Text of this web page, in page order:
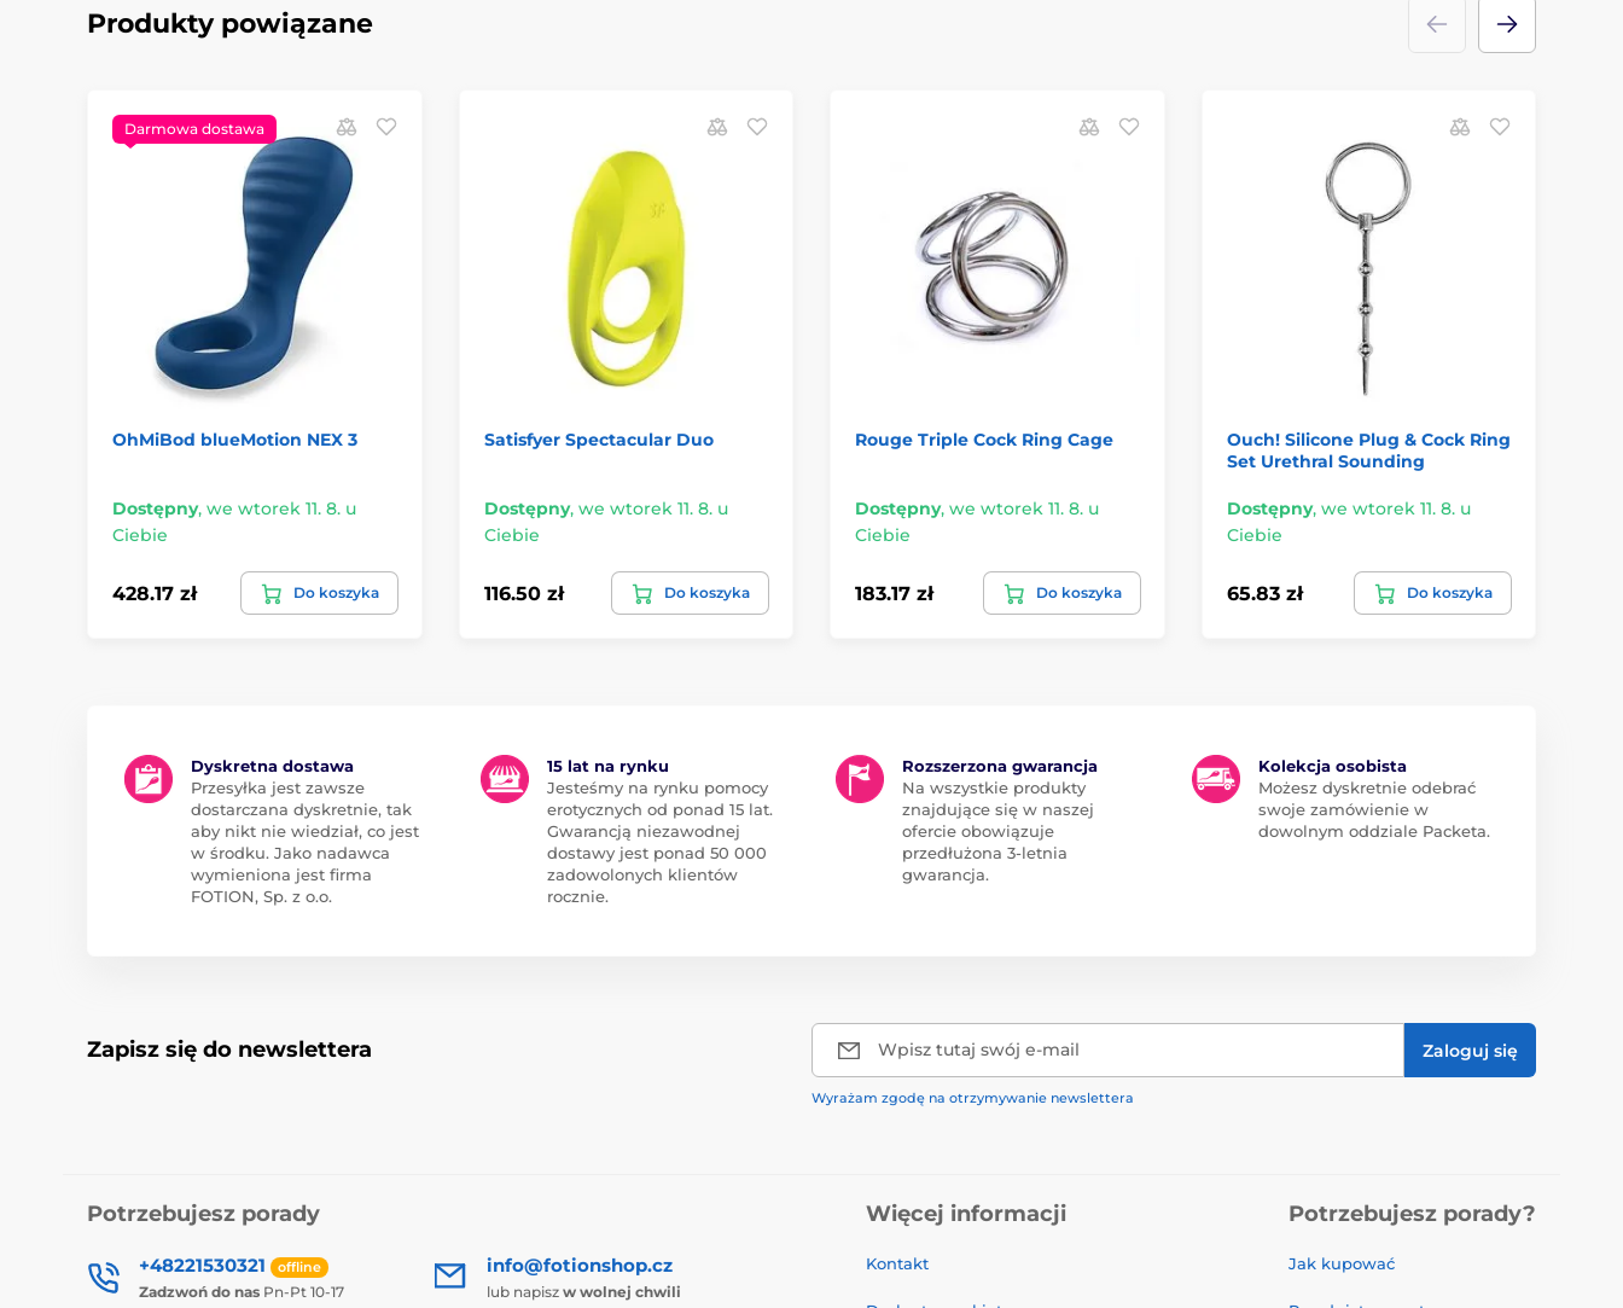
Produkty powiązane
Darmowa dostawa
OhMiBod blueMotion NEX 3
Dostępny, we wtorek 11. 8. u
Ciebie
428.17 zł Do koszyka
Satisfyer Spectacular Duo
Dostępny, we wtorek 11. 8. u
Ciebie
116.50 zł Do koszyka
Rouge Triple Cock Ring Cage
Dostępny, we wtorek 11. 8. u
Ciebie
183.17 zł Do koszyka
Ouch! Silicone Plug & Cock Ring
Set Urethral Sounding
Dostępny, we wtorek 11. 8. u
Ciebie
65.83 zł Do koszyka
Dyskretna dostawa
Przesyłka jest zawsze
dostarczana dyskretnie, tak
aby nikt nie wiedział, co jest
w środku. Jako nadawca
wymieniona jest firma
FOTION, Sp. z o.o.
15 lat na rynku
Jesteśmy na rynku pomocy
erotycznych od ponad 15 lat.
Gwarancją niezawodnej
dostawy jest ponad 50 000
zadowolonych klientów
rocznie.
Rozszerzona gwarancja
Na wszystkie produkty
znajdujące się w naszej
ofercie obowiązuje
przedłużona 3-letnia
gwarancja.
Kolekcja osobista
Możesz dyskretnie odebrać
swoje zamówienie w
dowolnym oddziale Packeta.
Zapisz się do newslettera Wpisz tutaj swój e-mail Zaloguj się
Wyrażam zgodę na otrzymywanie newslettera
Potrzebujesz porady
+48221530321 offline
Zadzwoń do nas Pn-Pt 10-17
info@fotionshop.cz
lub napisz w wolnej chwili
Więcej informacji
Kontakt
Potrzebujesz porady?
Jak kupować